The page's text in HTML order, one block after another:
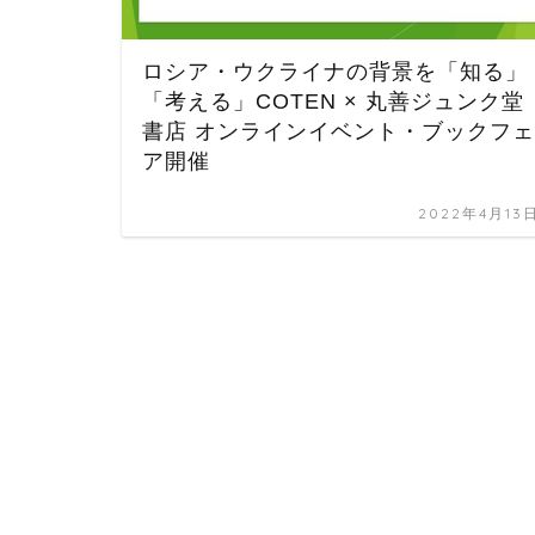
ロシア・ウクライナの背景を「知る」
「考える」COTEN × 丸善ジュンク堂
書店 オンラインイベント・ブックフェ
ア開催
2022年4月13